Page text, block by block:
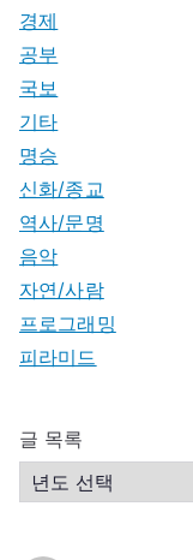
경제
공부
국보
기타
명승
신화/종교
역사/문명
음악
자연/사람
프로그래밍
피라미드
글 목록